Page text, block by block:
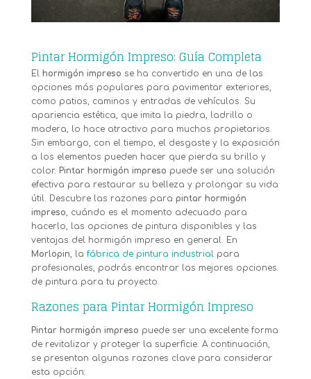
Pintar Hormigón Impreso: Guía Completa
El hormigón impreso se ha convertido en una de las
opciones más populares para pavimentar exteriores,
como patios, caminos y entradas de vehículos. Su
apariencia estética, que imita la piedra, ladrillo o
madera, lo hace atractivo para muchos propietarios.
Sin embargo, con el tiempo, el desgaste y la exposición
a los elementos pueden hacer que pierda su brillo y
color. Pintar hormigón impreso puede ser una solución
efectiva para restaurar su belleza y prolongar su vida
útil. Descubre las razones para pintar hormigón
impreso , cuándo es el momento adecuado para
hacerlo, las opciones de pintura disponibles y las
ventajas del hormigón impreso en general. En
Morlopin , la fábrica de pintura industrial para
profesionales, podrás encontrar las mejores opciones
de pintura para tu proyecto.
Razones para Pintar Hormigón Impreso
Pintar hormigón impreso puede ser una excelente forma
de revitalizar y proteger la superficie. A continuación,
se presentan algunas razones clave para considerar
esta opción: